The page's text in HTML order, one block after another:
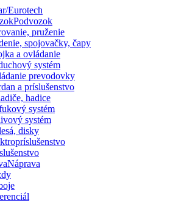
Eurotech
Podvozok
pruženie
spojovačky, čapy
a ovládanie
systém
prevodovky
a príslušenstvo
hadice
systém
systém
disky
Náprava